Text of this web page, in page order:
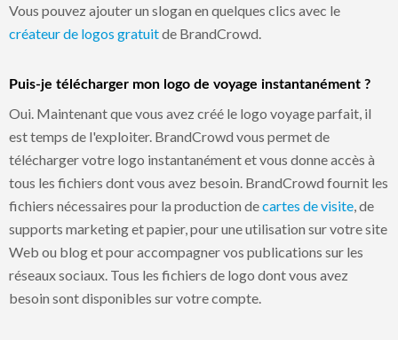
Vous pouvez ajouter un slogan en quelques clics avec le
créateur de logos gratuitde BrandCrowd.
Puis-je télécharger mon logo de voyage instantanément ?
Oui. Maintenant que vous avez créé le logo voyage parfait, il
est temps de l'exploiter. BrandCrowd vous permet de
télécharger votre logo instantanément et vous donne accès à
tous les fichiers dont vous avez besoin. BrandCrowd fournit les
fichiers nécessaires pour la production decartes de visite , de
supports marketing et papier, pour une utilisation sur votre site
Web ou blog et pour accompagner vos publications sur les
réseaux sociaux. Tous les fichiers de logo dont vous avez
besoin sont disponibles sur votre compte.